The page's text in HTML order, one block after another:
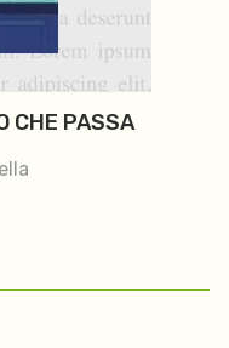
CHE PASSA